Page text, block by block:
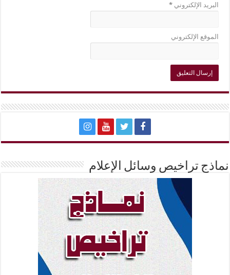
البريد الإلكتروني*
الموقع الإلكتروني
نماذج تراخيص وسائل الإعلام